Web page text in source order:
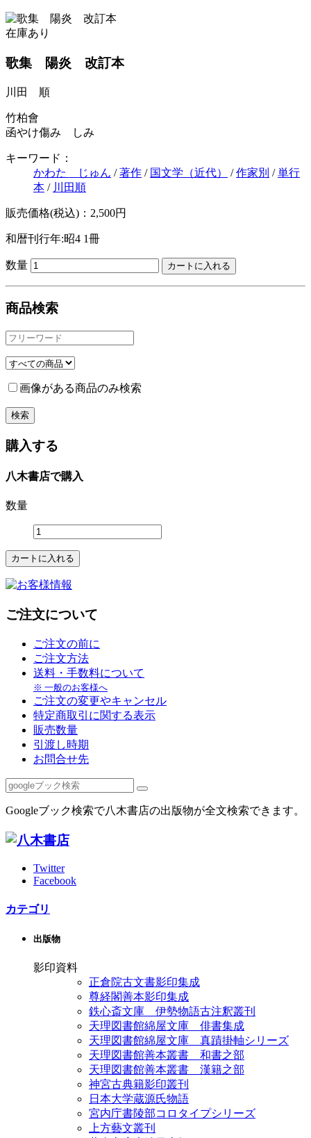
在庫あり
歌集 陽炎 改訂本
川田 順
竹柏會
函やけ傷み しみ
キーワード：
かわた じゅん /著作 / 国文学（近代） /作家別 /単行
本 / 川田順
販売価格(税込)：2,500円
和暦刊行年:昭4 1冊
数量
商品検索
画像がある商品のみ検索
購入する
八木書店で購入
数量
ご注文について
ご注文の前に
ご注文方法
送料・手数料について
※ 一般のお客様へ
ご注文の変更やキャンセル
特定商取引に関する表示
販売数量
引渡し時期
お問合せ先
Googleブック検索で八木書店の出版物が全文検索できます。
Twitter
Facebook
カテゴリ
出版物
影印資料
正倉院古文書影印集成
尊経閣善本影印集成
鉄心斎文庫 伊勢物語古注釈叢刊
天理図書館綿屋文庫 俳書集成
天理図書館綿屋文庫 真蹟掛軸シリーズ
天理図書館善本叢書 和書之部
天理図書館善本叢書 漢籍之部
神宮古典籍影印叢刊
日本大学蔵源氏物語
宮内庁書陵部コロタイプシリーズ
上方藝文叢刊